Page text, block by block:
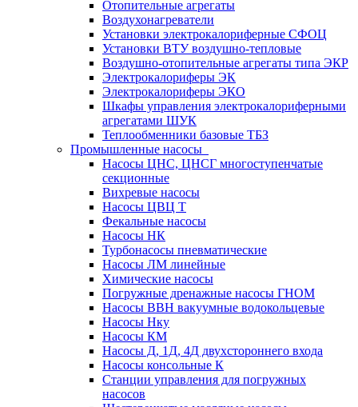
Отопительные агрегаты
Воздухонагреватели
Установки электрокалориферные СФОЦ
Установки ВТУ воздушно-тепловые
Воздушно-отопительные агрегаты типа ЭКР
Электрокалориферы ЭК
Электрокалориферы ЭКО
Шкафы управления электрокалориферными
агрегатами ШУК
Теплообменники базовые ТБЗ
Промышленные насосы
Насосы ЦНС, ЦНСГ многоступенчатые
секционные
Вихревые насосы
Насосы ЦВЦ Т
Фекальные насосы
Насосы НК
Турбонасосы пневматические
Насосы ЛМ линейные
Химические насосы
Погружные дренажные насосы ГНОМ
Насосы ВВН вакуумные водокольцевые
Насосы Нку
Насосы КМ
Насосы Д, 1Д, 4Д двухстороннего входа
Насосы консольные К
Станции управления для погружных
насосов